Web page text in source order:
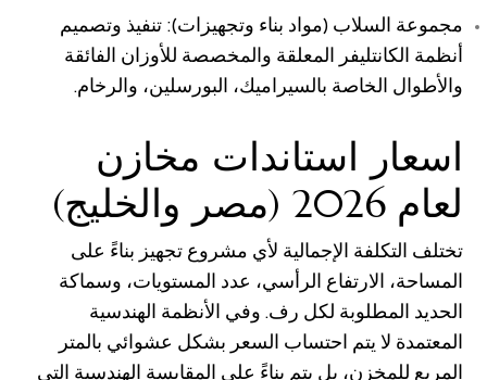
مجموعة السلاب (مواد بناء وتجهيزات): تنفيذ وتصميم
أنظمة الكانتليفر المعلقة والمخصصة للأوزان الفائقة
والأطوال الخاصة بالسيراميك، البورسلين، والرخام.
اسعار استاندات مخازن
لعام 2026 (مصر والخليج)
تختلف التكلفة الإجمالية لأي مشروع تجهيز بناءً على
المساحة، الارتفاع الرأسي، عدد المستويات، وسماكة
الحديد المطلوبة لكل رف. وفي الأنظمة الهندسية
المعتمدة لا يتم احتساب السعر بشكل عشوائي بالمتر
المربع للمخزن، بل يتم بناءً على المقايسة الهندسية التي